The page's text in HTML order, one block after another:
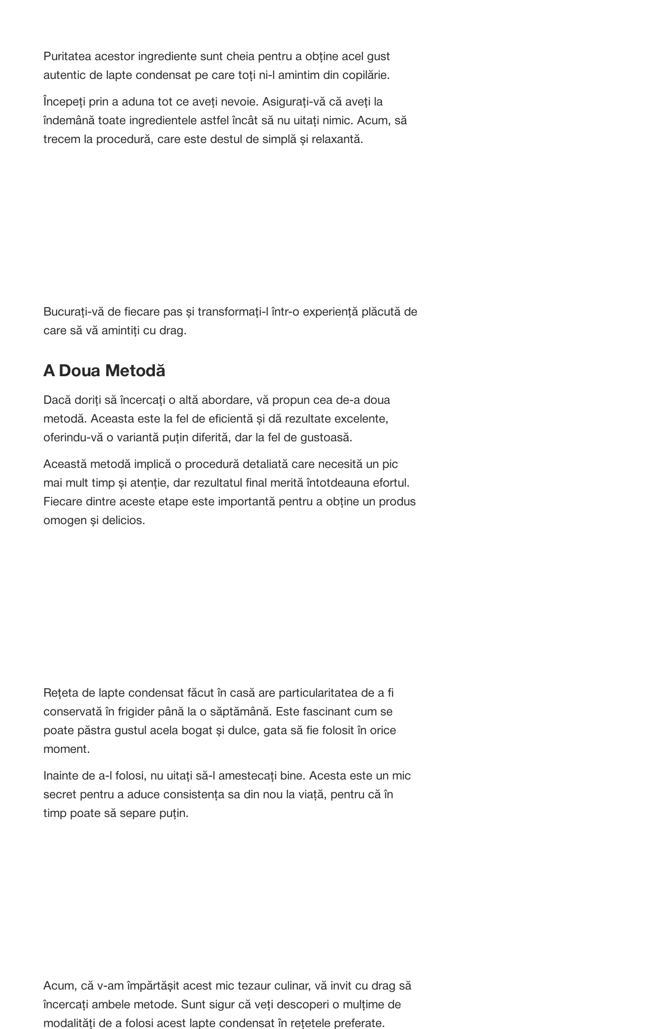
Puritatea acestor ingrediente sunt cheia pentru a obține acel gust
autentic de lapte condensat pe care toți ni-l amintim din copilărie.
Începeți prin a aduna tot ce aveți nevoie. Asigurați-vă că aveți la
îndemână toate ingredientele astfel încât să nu uitați nimic. Acum, să
trecem la procedură, care este destul de simplă și relaxantă.
Bucurați-vă de fiecare pas și transformați-l într-o experiență plăcută de
care să vă amintiți cu drag.
A Doua Metodă
Dacă doriți să încercați o altă abordare, vă propun cea de-a doua
metodă. Aceasta este la fel de eficientă și dă rezultate excelente,
oferindu-vă o variantă puțin diferită, dar la fel de gustoasă.
Această metodă implică o procedură detaliată care necesită un pic
mai mult timp și atenție, dar rezultatul final merită întotdeauna efortul.
Fiecare dintre aceste etape este importantă pentru a obține un produs
omogen și delicios.
Rețeta de lapte condensat făcut în casă are particularitatea de a fi
conservată în frigider până la o săptămână. Este fascinant cum se
poate păstra gustul acela bogat și dulce, gata să fie folosit în orice
moment.
Inainte de a-l folosi, nu uitați să-l amestecați bine. Acesta este un mic
secret pentru a aduce consistența sa din nou la viață, pentru că în
timp poate să separe puțin.
Acum, că v-am împărtășit acest mic tezaur culinar, vă invit cu drag să
încercați ambele metode. Sunt sigur că veți descoperi o mulțime de
modalități de a folosi acest lapte condensat în rețetele preferate.